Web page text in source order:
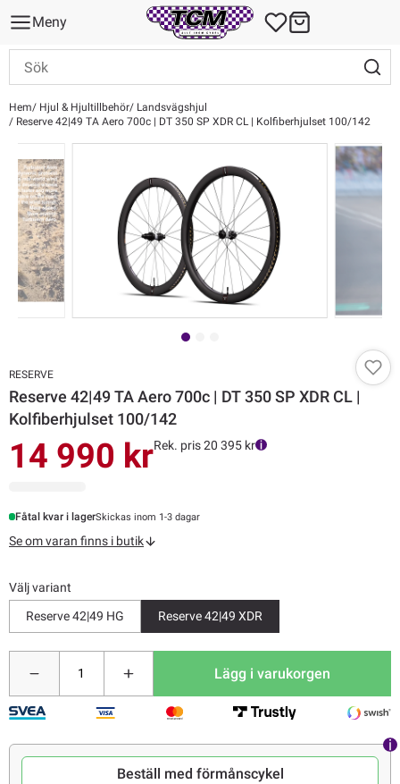
Meny
Hem Hjul & Hjultillbehör
Landsvägshjul
Reserve 42|49 TA Aero 700c | DT 350 SP XDR CL | Kolfiberhjulset 100/142
RESERVE
Reserve 42|49 TA Aero 700c | DT 350 SP XDR CL |
Kolfiberhjulset 100/142
14 990 krRek. pris 20 395 kr
Fåtal kvar i lagerSkickas inom 1-3 dagar
Se om varan finns i butik
Välj variant
Reserve 42|49 HG
Reserve 42|49 XDR
Lägg i varukorgen
Beställ med förmånscykel